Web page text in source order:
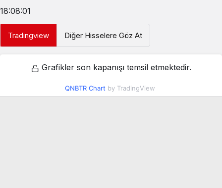
18:08:01
Tradingview Diğer Hisselere Göz At
Grafikler son kapanışı temsil etmektedir.
QNBTR Chart by TradingView